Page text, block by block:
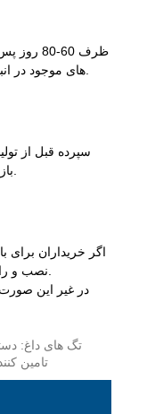
ظرف 60-
اگر خریداران برای
در غیر این
تگ های داغ:
تامین